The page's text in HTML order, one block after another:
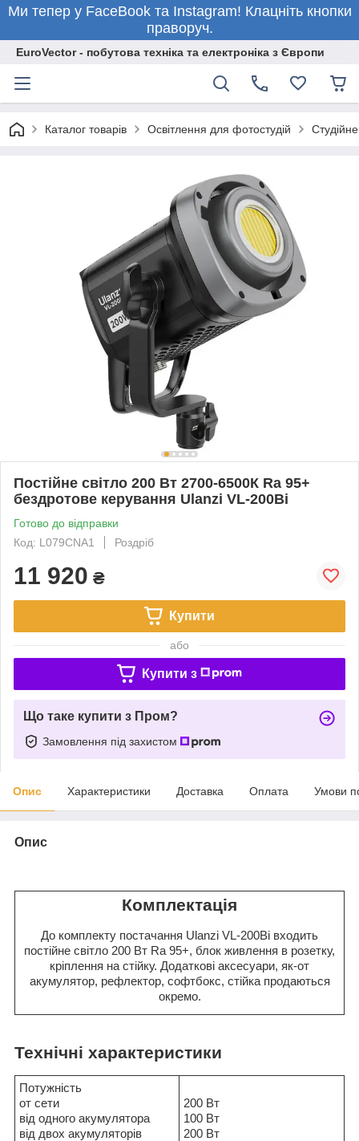
Ми тепер у FaceBook та Instagram! Клацніть кнопки
праворуч.
EuroVector - побутова техніка та електроніка з Європи
Каталог товарів Освітлення для фотостудій
Постійне світло 200 Вт 2700-6500К Ra 95+
бездротове керування Ulanzi VL-200Bi
Готово до відправки
Код: L079CNA1
Роздріб
11 920 ₴
Купити
або
Купити з
Що таке купити з Пром?
Замовлення під захистом
Опис Характеристики Доставка Оплата Умови
Опис
Комплектація
До комплекту постачання Ulanzi VL-200Bi входить
постійне світло 200 Вт Ra 95+, блок живлення в розетку,
кріплення на стійку. Додаткові аксесуари, як-от
акумулятор, рефлектор, софтбокс, стійка продаються
окремо.
Технічні характеристики
Потужність
от сети
від одного акумулятора
від двох акумуляторів
200 Вт
100 Вт
200 Вт